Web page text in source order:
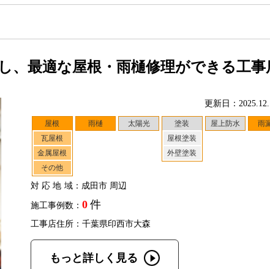
、最適な屋根・雨樋修理ができる工事
更新日：
屋根
瓦屋根
金属屋根
その他
雨樋 太陽光
塗装
屋根塗装
外壁塗装
屋上防水 雨
対応地域：成田市 周辺
施工事例数： 0 件
工事店住所：千葉県印西市大森
もっと詳しく見る